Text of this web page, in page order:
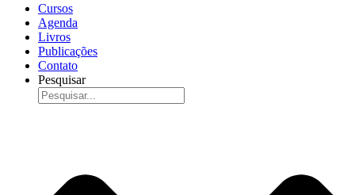
Cursos
Agenda
Livros
Publicações
Contato
Pesquisar